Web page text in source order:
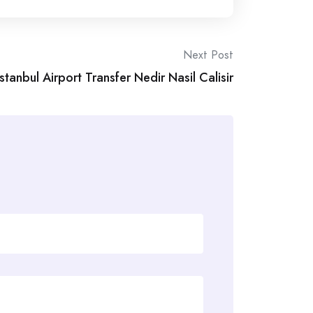
Next Post
Airport Transfer Nedir Nasil Calisir